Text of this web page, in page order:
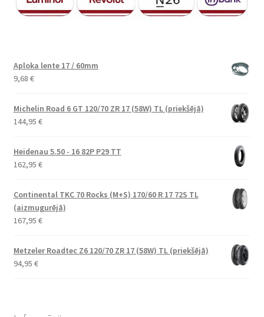
Aploka lente 17 / 60mm
9,68 €
Michelin Road 6 GT 120/70 ZR 17 (58W) TL (priekšējā)
144,95 €
Heidenau 5.50 - 16 82P P29 TT
162,95 €
Continental TKC 70 Rocks (M+S) 170/60 R 17 72S TL
(aizmugurējā)
167,95 €
Metzeler Roadtec Z6 120/70 ZR 17 (58W) TL (priekšējā)
94,95 €